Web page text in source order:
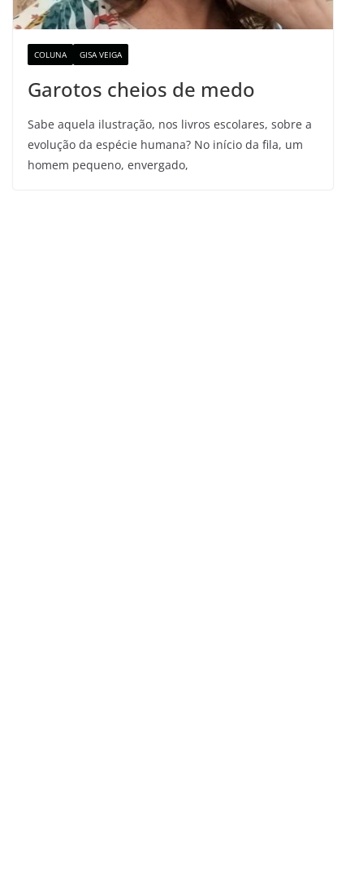
COLUNA GISA VEIGA
Garotos cheios de medo
Sabe aquela ilustração, nos livros escolares, sobre a
evolução da espécie humana? No início da fila, um
homem pequeno, envergado,